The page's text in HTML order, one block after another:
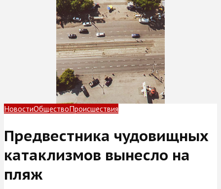
НовостиОбществоПроисшествия
Предвестника чудовищных
катаклизмов вынесло на
пляж